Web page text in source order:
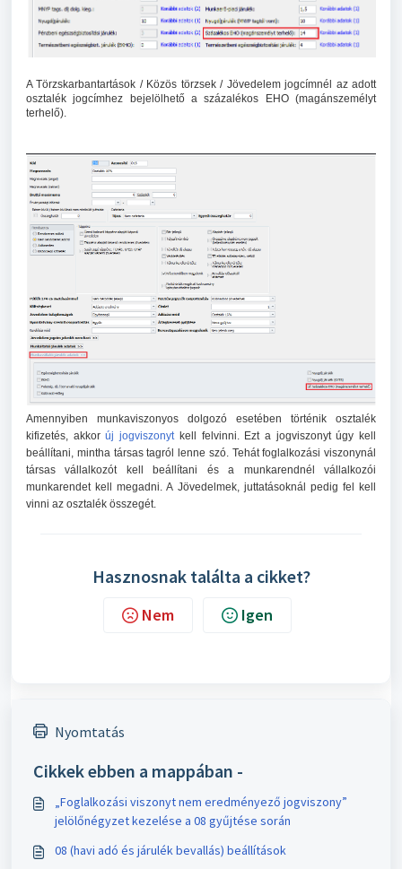
A Törzskarbantartások / Közös törzsek / Jövedelem jogcímnél az adott
osztalék jogcímhez bejelölhető a százalékos EHO (magánszemélyt
terhelő).
Amennyiben munkaviszonyos dolgozó esetében történik osztalék
kifizetés, akkorúj jogviszonytkell felvinni. Ezt a jogviszonyt úgy kell
beállítani, mintha társas tagról lenne szó. Tehát foglalkozási viszonynál
társas vállalkozót kell beállítani és a munkarendnél vállalkozói
munkarendet kell megadni. A Jövedelmek, juttatásoknál pedig fel kell
vinni az osztalék összegét.
Hasznosnak találta a cikket?
Nem Igen
Nyomtatás
Cikkek ebben a mappában -
„Foglalkozási viszonyt nem eredményező jogviszony”
jelölőnégyzet kezelése a 08 gyűjtése során
08 (havi adó és járulék bevallás) beállítások